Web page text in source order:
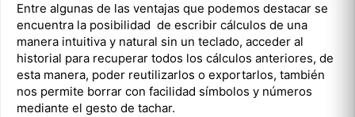
Entre algunas de las ventajas que podemos destacar se
encuentra la posibilidad de escribir cálculos de una
manera intuitiva y natural sin un teclado, acceder al
historial para recuperar todos los cálculos anteriores, de
esta manera, poder reutilizarlos o exportarlos, también
nos permite borrar con facilidad símbolos y números
mediante el gesto de tachar.